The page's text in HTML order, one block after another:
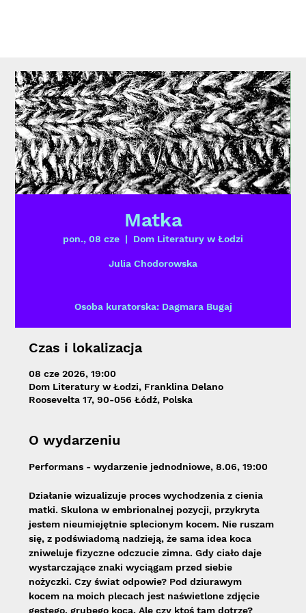
Matka
pon., 08 cze
  |
Dom Literatury w Łodzi
Julia Chodorowska
Osoba kuratorska: Dagmara Bugaj
Czas i lokalizacja
08 cze 2026, 19:00
Dom Literatury w Łodzi, Franklina Delano
Roosevelta 17, 90-056 Łódź, Polska
O wydarzeniu
Performans - wydarzenie jednodniowe, 8.06, 19:00
Działanie wizualizuje proces wychodzenia z cienia
matki. Skulona w embrionalnej pozycji, przykryta
jestem nieumiejętnie splecionym kocem. Nie ruszam
się, z podświadomą nadzieją, że sama idea koca
zniweluje fizyczne odczucie zimna. Gdy ciało daje
wystarczające znaki wyciągam przed siebie
nożyczki. Czy świat odpowie? Pod dziurawym
kocem na moich plecach jest naświetlone zdjęcie
gęstego, grubego koca. Ale czy ktoś tam dotrze?